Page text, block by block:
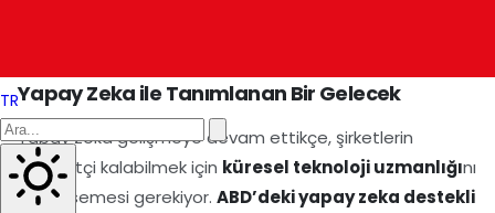
TRYapay Zeka ile Tanımlanan Bir Gelecek
Yapay zeka gelişmeye devam ettikçe, şirketlerin
rekabetçi kalabilmek için küresel teknoloji uzmanlığını
benimsemesi gerekiyor. ABD’deki yapay zeka destekli